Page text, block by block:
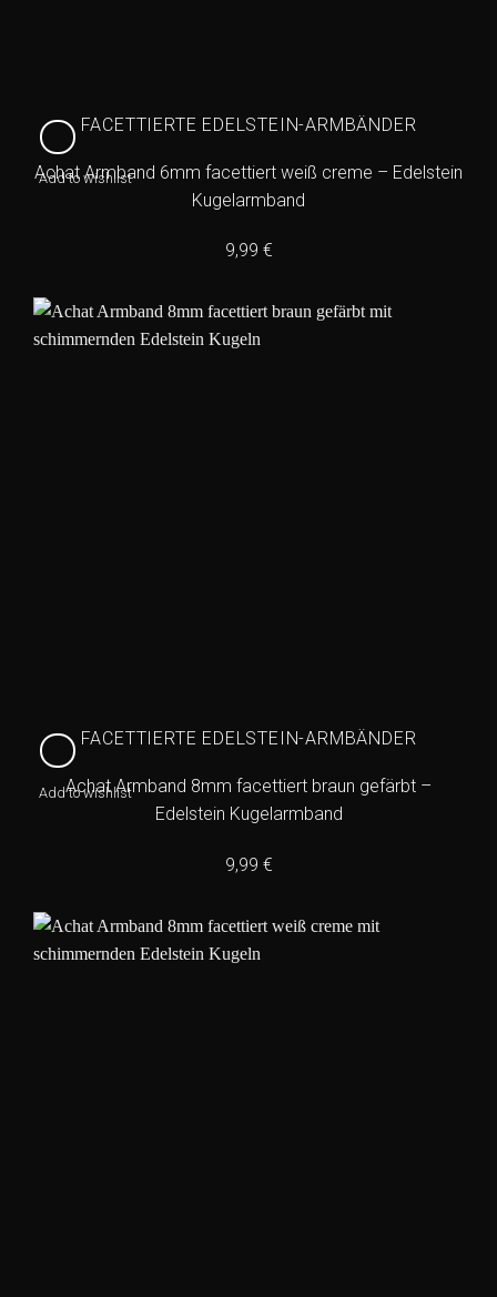
Add to wishlist
FACETTIERTE EDELSTEIN-ARMBÄNDER
Achat Armband 6mm facettiert weiß creme – Edelstein
Kugelarmband
9,99 €
Add to wishlist
FACETTIERTE EDELSTEIN-ARMBÄNDER
Achat Armband 8mm facettiert braun gefärbt –
Edelstein Kugelarmband
9,99 €